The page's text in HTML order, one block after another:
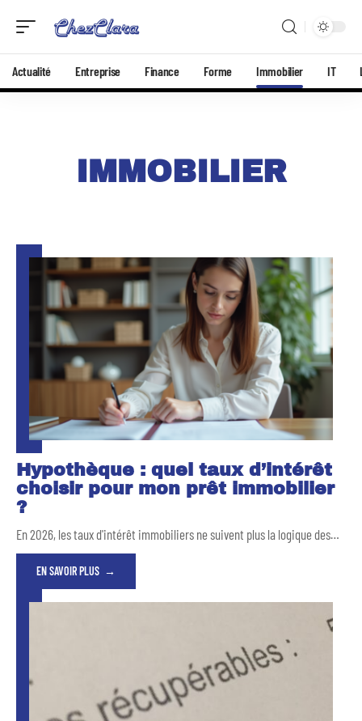
Actualité Entreprise Finance Forme Immobilier IT
IMMOBILIER
Hypothèque : quel taux d’intérêt
choisir pour mon prêt immobilier
?
En 2026, les taux d'intérêt immobiliers ne suivent plus la logique des…
EN SAVOIR PLUS